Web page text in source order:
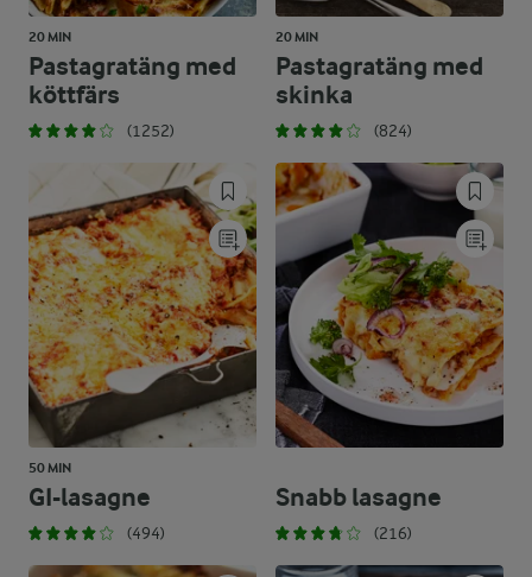
20 MIN
Pastagratäng med
köttfärs
(1252)
20 MIN
Pastagratäng med
skinka
(824)
50 MIN
GI-lasagne
(494)
Snabb lasagne
(216)